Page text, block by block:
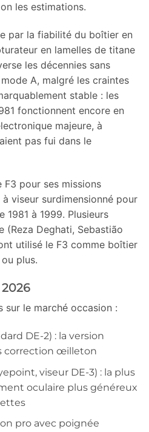
les estimations.
par la fiabilité du boîtier en
en lamelles de titane
les décennies sans
A, malgré les craintes
stable : les
fonctionnent encore en
majeure, à
pas fui dans le
F3 pour ses missions
viseur surdimensionné pour
1981 à 1999. Plusieurs
Deghati, Sebastião
utilisé le F3 comme boîtier
plus.
sur le marché occasion :
DE-2) : la version
correction œilleton
viseur DE-3) : la plus
oculaire plus généreux
pro avec poignée